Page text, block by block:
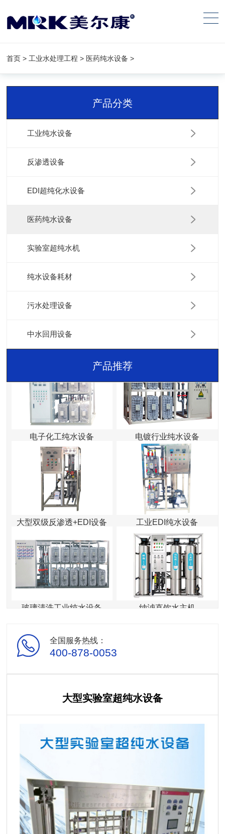
首页 > 工业水处理工程 > 医药纯水设备 >
产品分类
工业纯水设备
反渗透设备
EDI超纯化水设备
医药纯水设备
实验室超纯水机
纯水设备耗材
污水处理设备
中水回用设备
产品推荐
玻璃清洗工业纯水设备 纳滤直饮水主机
反渗透直饮水主机 造纸工业纯水设备
电子化工纯水设备 电镀行业纯水设备
大型双级反渗透+EDI设备 工业EDI纯水设备
玻璃清洗工业纯水设备 纳滤直饮水主机
反渗透直饮水主机 造纸工业纯水设备
电子化工纯水设备
大型双级反渗透+EDI设备 工业EDI纯水设备
全国服务热线：
400-878-0053
大型实验室超纯水设备